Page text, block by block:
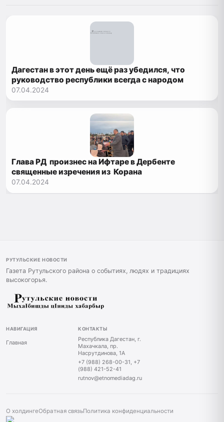
Дагестан в этот день ещё раз убедился, что
руководство республики всегда с народом
07.04.2024
Глава РД произнес на Ифтаре в Дербенте
священные изречения из Корана
07.04.2024
РУТУЛЬСКИЕ НОВОСТИ
Газета Рутульского района о событиях, людях и традициях
высокогорья.
НАВИГАЦИЯ
Главная
КОНТАКТЫ
Республика Дагестан, г.
Махачкала, пр.
Насрутдинова, 1А
+7 (988) 268-00-31, +7
(988) 421-52-41
rutnov@etnomediadag.ru
О холдингеОбратная связьПолитика конфиденциальности